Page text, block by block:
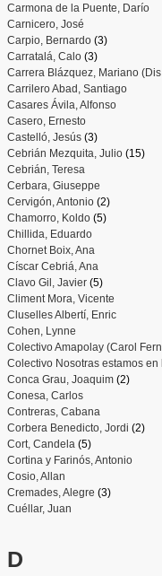
Carmona de la Puente, Darío
Carnicero, José
Carpio, Bernardo(3)
Carratalá, Calo(3)
Carrera Blázquez, Mariano
Carrilero Abad, Santiago
Casares Ávila, Alfonso
Casero, Ernesto
Castelló, Jesús(3)
Cebrián Mezquita, Julio(15)
Cebrián, Teresa
Cerbara, Giuseppe
Cervigón, Antonio(2)
Chamorro, Koldo(5)
Chillida, Eduardo
Chornet Boix, Ana
Císcar Cebriá, Ana
Clavo Gil, Javier(5)
Climent Mora, Vicente
Cluselles Albertí, Enric
Cohen, Lynne
Colectivo Amapolay (Carol
Colectivo Nosotras estamos
Conca Grau, Joaquim(2)
Conesa, Carlos
Contreras, Cabana
Corbera Benedicto, Jordi (2)
Cort, Candela (5)
Cortina y Farinós, Antonio
Cosio, Allan
Cremades, Alegre (3)
Cuéllar, Juan
D